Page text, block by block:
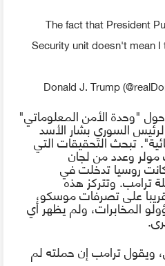
The fact that President
Security unit doesn't mean
"وحدة الأمنالمعلوماتي" السوري بشار الأسد
تبحث التحقيقات التي
وعدد من لجان
روسيا تدخلت في
ترامب. وتتركز هذه
على تصرفات موسكو،
المخابرات، ولم يظهر أي
ترامب إن حملته لم